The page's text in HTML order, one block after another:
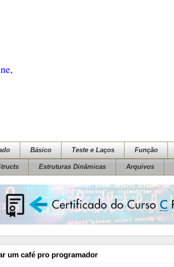
Básico Teste e Laços Função
Estruturas Dinâmicas Arquivos
um café pro programador